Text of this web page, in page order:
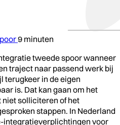
9 minuten
tweede spoor wanneer
traject naar passend werk bij
terugkeer in de eigen
is. Dat kan gaan om het
niet solliciteren of het
stappen. In Nederland
integratieverplichtingen voor